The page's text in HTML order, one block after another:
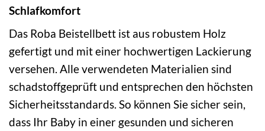
Schlafkomfort
Das Roba Beistellbett ist aus robustem Holz
gefertigt und mit einer hochwertigen Lackierung
versehen. Alle verwendeten Materialien sind
schadstoffgeprüft und entsprechen den höchsten
Sicherheitsstandards. So können Sie sicher sein,
dass Ihr Baby in einer gesunden und sicheren